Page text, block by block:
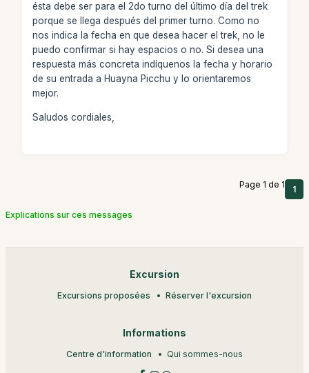
ésta debe ser para el 2do turno del último día del trek
porque se llega después del primer turno. Como no
nos indica la fecha en que desea hacer el trek, no le
puedo confirmar si hay espacios o no. Si desea una
respuesta más concreta indíquenos la fecha y horario
de su entrada a Huayna Picchu y lo orientaremos
mejor.
Saludos cordiales,
Page 1 de 1 1
Explications sur ces messages
Excursion
Excursions proposées Réserver l'excursion
Informations
Centre d'information Qui sommes-nous